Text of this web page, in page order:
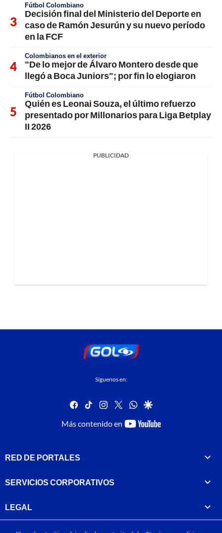
Fútbol Colombiano
Decisión final del Ministerio del Deporte en
caso de Ramón Jesurún y su nuevo período
en la FCF
Colombianos en el exterior
"De lo mejor de Álvaro Montero desde que
llegó a Boca Juniors"; por fin lo elogiaron
Fútbol Colombiano
Quién es Leonai Souza, el último refuerzo
presentado por Millonarios para Liga Betplay
II 2026
PUBLICIDAD
Síguenos en:
facebook
tiktok instagram
twitterwhatsapp
google
Más contenido en
youtube-
RED DE PORTALES
SERVICIOS CORPORATIVOS
LEGAL